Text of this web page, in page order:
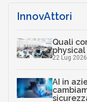
InnovAttori
Quali
physical
22 Lug 2026
AI in